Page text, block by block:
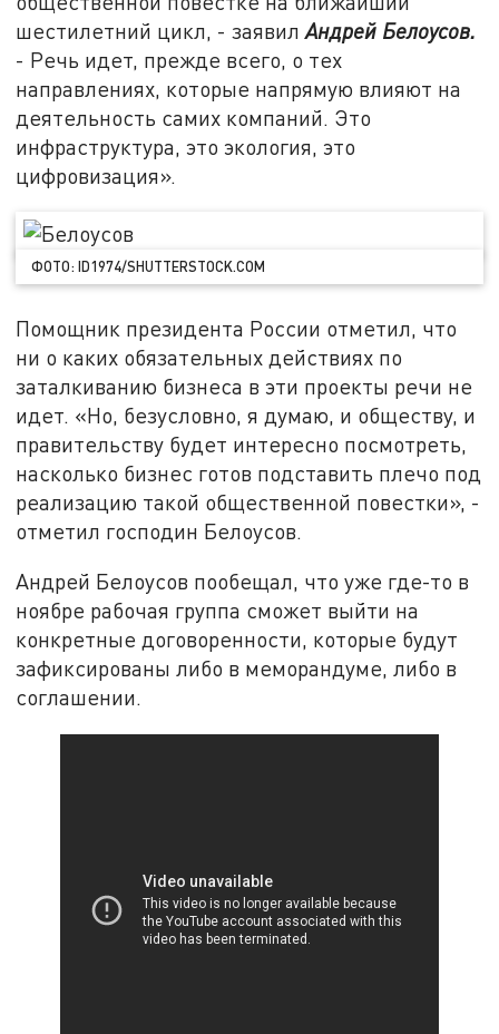
шестилетний цикл, - заявилАндрей Белоусов.
- Речь идет, прежде всего, о тех
направлениях, которые напрямую влияют на
деятельность самих компаний. Это
инфраструктура, это экология, это
цифровизация».
ФОТО: ID1974/SHUTTERSTOCK.COM
Помощник президента России отметил, что
ни о каких обязательных действиях по
заталкиванию бизнеса в эти проекты речи не
идет. «Но, безусловно, я думаю, и обществу, и
правительству будет интересно посмотреть,
насколько бизнес готов подставить плечо под
реализацию такой общественной повестки», -
отметил господин Белоусов.
Андрей Белоусов пообещал, что уже где-то в
ноябре рабочая группа сможет выйти на
конкретные договоренности, которые будут
зафиксированы либо в меморандуме, либо в
соглашении.